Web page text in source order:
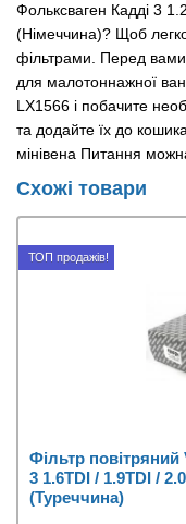
Фольксваген Кадді 3
(Німеччина)? Щоб
фільтрами. Перед вами
для малотоннажної
LX1566 і побачите
та додайте їх до
мінівена Питання
Схожі товари
ТОП продажів!
Фільтр
3 1.6TDI / 1.9TDI /
(Туреччина)